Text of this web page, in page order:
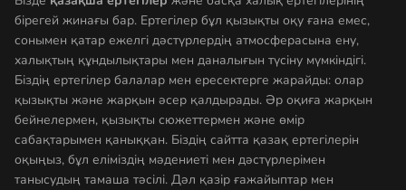
бірегей жинағы бар. Ертегілер бұл қызықты оқу ғана емес,
сонымен қатар ежелгі дәстүрлердің атмосферасына ену,
халықтың құндылықтары мен даналығын түсіну мүмкіндігі.
Біздің ертегілер балалар мен ересектерге жарайды: олар
қызықты және жарқын әсер қалдырады. Әр оқиға жарқын
бейнелермен, қызықты сюжеттермен және өмір
сабақтарымен қаныққан. Біздің сайтта қазақ ертегілерін
оқыңыз, бұл еліміздің мәдениеті мен дәстүрлерімен
танысудың тамаша тәсілі. Дәл қазір ғажайыптар мен